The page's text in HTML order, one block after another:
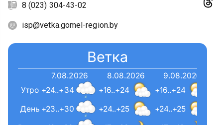
8 (023) 304-43-02
isp@vetka.gomel-region.by
Ветка
7.08.2026
+24..+34
+23..+30
8.08.2026
+16..+24
+24..+25
9.08.2026
+16..+24
+24..+25
День
Утро